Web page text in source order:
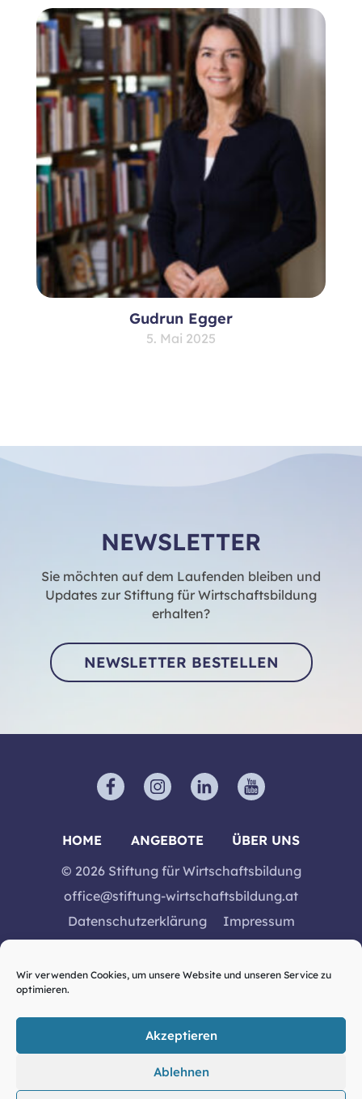
Wir verwenden Cookies, um unsere Website und unseren Service zu
optimieren.
Akzeptieren
Ablehnen
Gudrun Egger
5. Mai 2025
NEWSLETTER
Sie möchten auf dem Laufenden bleiben und
Updates zur Stiftung für Wirtschaftsbildung
erhalten?
NEWSLETTER BESTELLEN
HOME ANGEBOTE
ÜBER UNS
© 2026 Stiftung für Wirtschaftsbildung
office@stiftung-wirtschaftsbildung.at
Datenschutzerklärung
Impressum